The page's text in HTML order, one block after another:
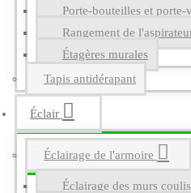
Porte-bouteilles et porte-
Rangement de
Étagères murales
Tapis antidérapant
Éclair
Éclairage de l'armoire
Éclairage des murs